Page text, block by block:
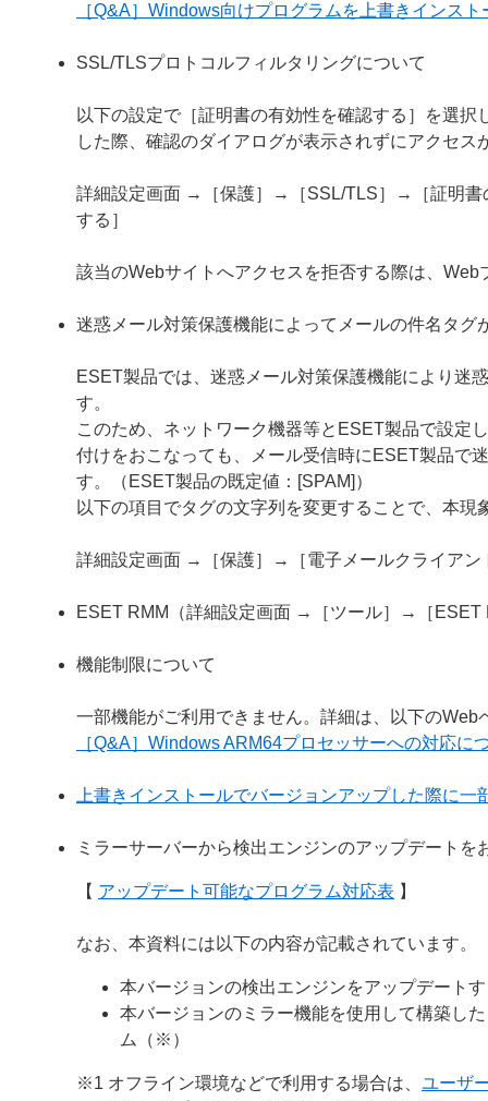
［Q&A］Windows向けプログラムを上書きインス
SSL/TLSプロトコルフィルタリングについて
以下の設定で［証明書の有効性を確認する］を選
した際、確認のダイアログが表示されずにアクセス
詳細設定画面 →［保護］→［SSL/TLS］→［証明書
する］
該当のWebサイトへアクセスを拒否する際は、
迷惑メール対策保護機能によってメールの件名タグ
ESET製品では、迷惑メール対策保護機能により迷
す。
このため、ネットワーク機器等とESET製品で設定
付けをおこなっても、メール受信時にESET製品で
す。（ESET製品の既定値：[SPAM]）
以下の項目でタグの文字列を変更することで、本現
詳細設定画面 →［保護］→［電子メールクライア
ESET RMM（詳細設定画面 →［ツール］→［ESET
機能制限について
一部機能がご利用できません。詳細は、以下の
［Q&A］Windows ARM64プロセッサーへの対応に
上書きインストールでバージョンアップした際に一
ミラーサーバーから検出エンジンのアップデート
【 アップデート可能なプログラム対応表 】
なお、本資料には以下の内容が記載されています。
本バージョンの検出エンジンをアップデート
本バージョンのミラー機能を使用して構築し
ム（※）
※1 オフライン環境などで利用する場合は、 ユーザ